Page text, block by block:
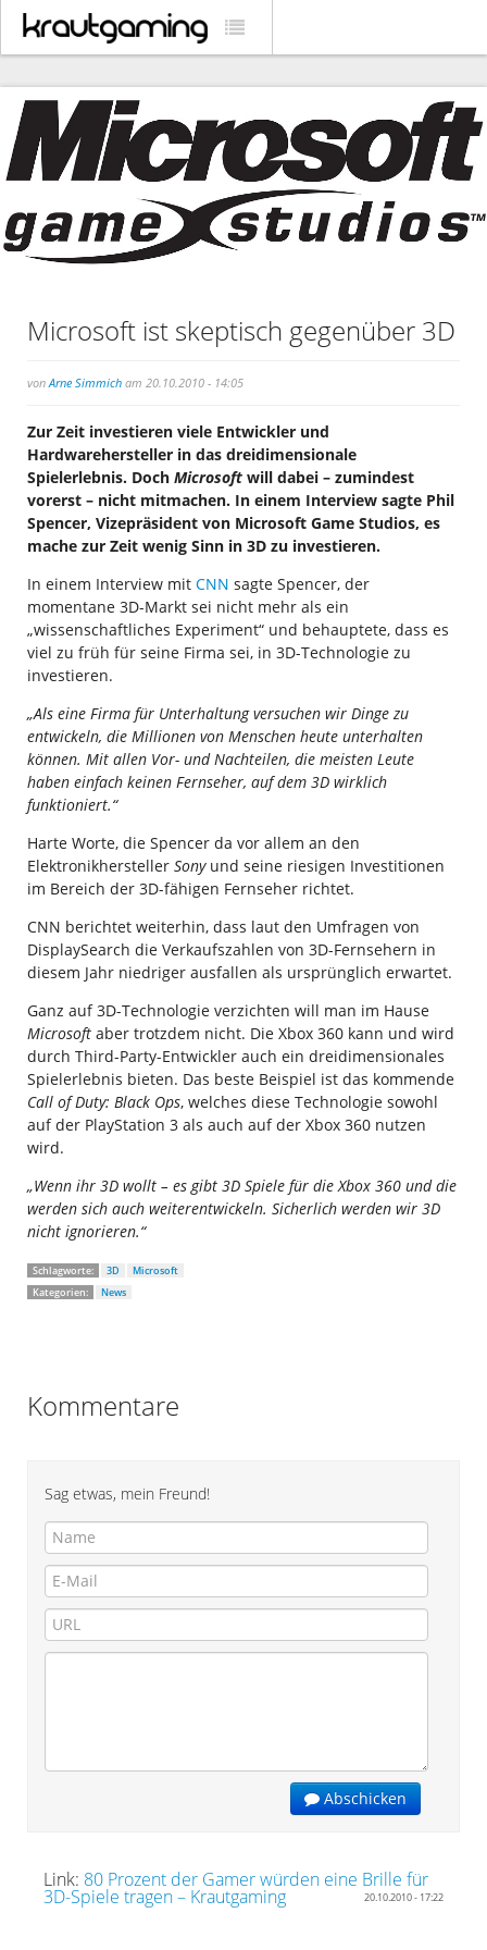
Microsoft ist skeptisch gegenüber 3D
von Arne Simmich am 20.10.2010 - 14:05
Zur Zeit investieren viele Entwickler und
Hardwarehersteller in das dreidimensionale
Spielerlebnis. Doch Microsoft will dabei – zumindest
vorerst – nicht mitmachen. In einem Interview sagte Phil
Spencer, Vizepräsident von Microsoft Game Studios, es
mache zur Zeit wenig Sinn in 3D zu investieren.
In einem Interview mit CNN sagte Spencer, der
momentane 3D-Markt sei nicht mehr als ein
„wissenschaftliches Experiment“ und behauptete, dass es
viel zu früh für seine Firma sei, in 3D-Technologie zu
investieren.
„Als eine Firma für Unterhaltung versuchen wir Dinge zu
entwickeln, die Millionen von Menschen heute unterhalten
können. Mit allen Vor- und Nachteilen, die meisten Leute
haben einfach keinen Fernseher, auf dem 3D wirklich
funktioniert.“
Harte Worte, die Spencer da vor allem an den
Elektronikhersteller Sony und seine riesigen Investitionen
im Bereich der 3D-fähigen Fernseher richtet.
CNN berichtet weiterhin, dass laut den Umfragen von
DisplaySearch die Verkaufszahlen von 3D-Fernsehern in
diesem Jahr niedriger ausfallen als ursprünglich erwartet.
Ganz auf 3D-Technologie verzichten will man im Hause
Microsoft aber trotzdem nicht. Die Xbox 360 kann und wird
durch Third-Party-Entwickler auch ein dreidimensionales
Spielerlebnis bieten. Das beste Beispiel ist das kommende
Call of Duty: Black Ops, welches diese Technologie sowohl
auf der PlayStation 3 als auch auf der Xbox 360 nutzen
wird.
„Wenn ihr 3D wollt – es gibt 3D Spiele für die Xbox 360 und die
werden sich auch weiterentwickeln. Sicherlich werden wir 3D
nicht ignorieren.“
Schlagworte: 3D
Microsoft
Kategorien:
News
Kommentare
Sag etwas, mein Freund!
Abschicken
Link: 80 Prozent der Gamer würden eine Brille für
3D-Spiele tragen – Krautgaming 20.10.2010 - 17:22